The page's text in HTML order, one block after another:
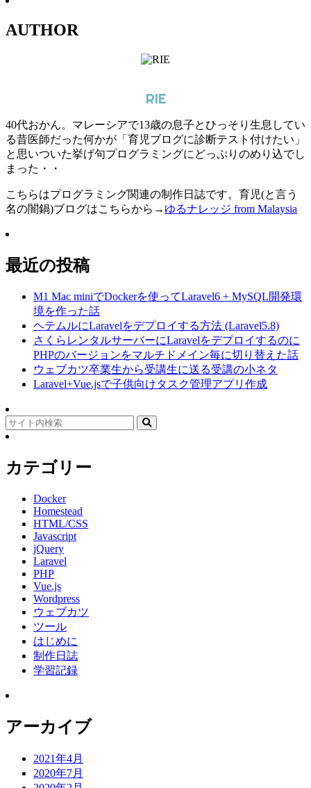
AUTHOR
RIE
40代おかん。マレーシアで13歳の息子とひっそり生息してい
る昔医師だった何かが「育児ブログに診断テスト付けたい」
と思いついた挙げ句プログラミングにどっぷりのめり込でし
まった・・
こちらはプログラミング関連の制作日誌です。育児(と言う
名の闇鍋)ブログはこちらから→ ゆるナレッジ from Malaysia
最近の投稿
M1 Mac miniでDockerを使ってLaravel6 + MySQL開発環
境を作った話
ヘテムルにLaravelをデプロイする方法 (Laravel5.8)
さくらレンタルサーバーにLaravelをデプロイするのに
PHPのバージョンをマルチドメイン毎に切り替えた話
ウェブカツ卒業生から受講生に送る受講の小ネタ
Laravel+Vue.jsで子供向けタスク管理アプリ作成
Search
for:
カテゴリー
Docker
Homestead
HTML/CSS
Javascript
jQuery
Laravel
PHP
Vue.js
Wordpress
ウェブカツ
ツール
はじめに
制作日誌
学習記録
アーカイブ
2021年4月
2020年7月